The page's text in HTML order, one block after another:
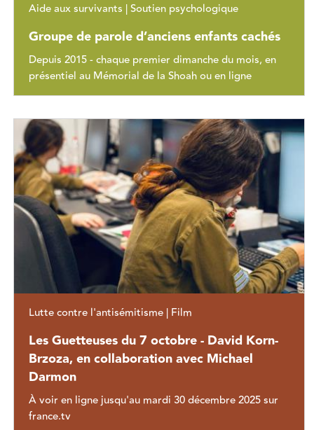
Aide aux survivants | Soutien psychologique
Groupe de parole d’anciens enfants cachés
Depuis 2015 - chaque premier dimanche du mois, en
présentiel au Mémorial de la Shoah ou en ligne
Lutte contre l'antisémitisme | Film
Les Guetteuses du 7 octobre - David Korn-
Brzoza, en collaboration avec Michael
Darmon
À voir en ligne jusqu'au mardi 30 décembre 2025 sur
france.tv